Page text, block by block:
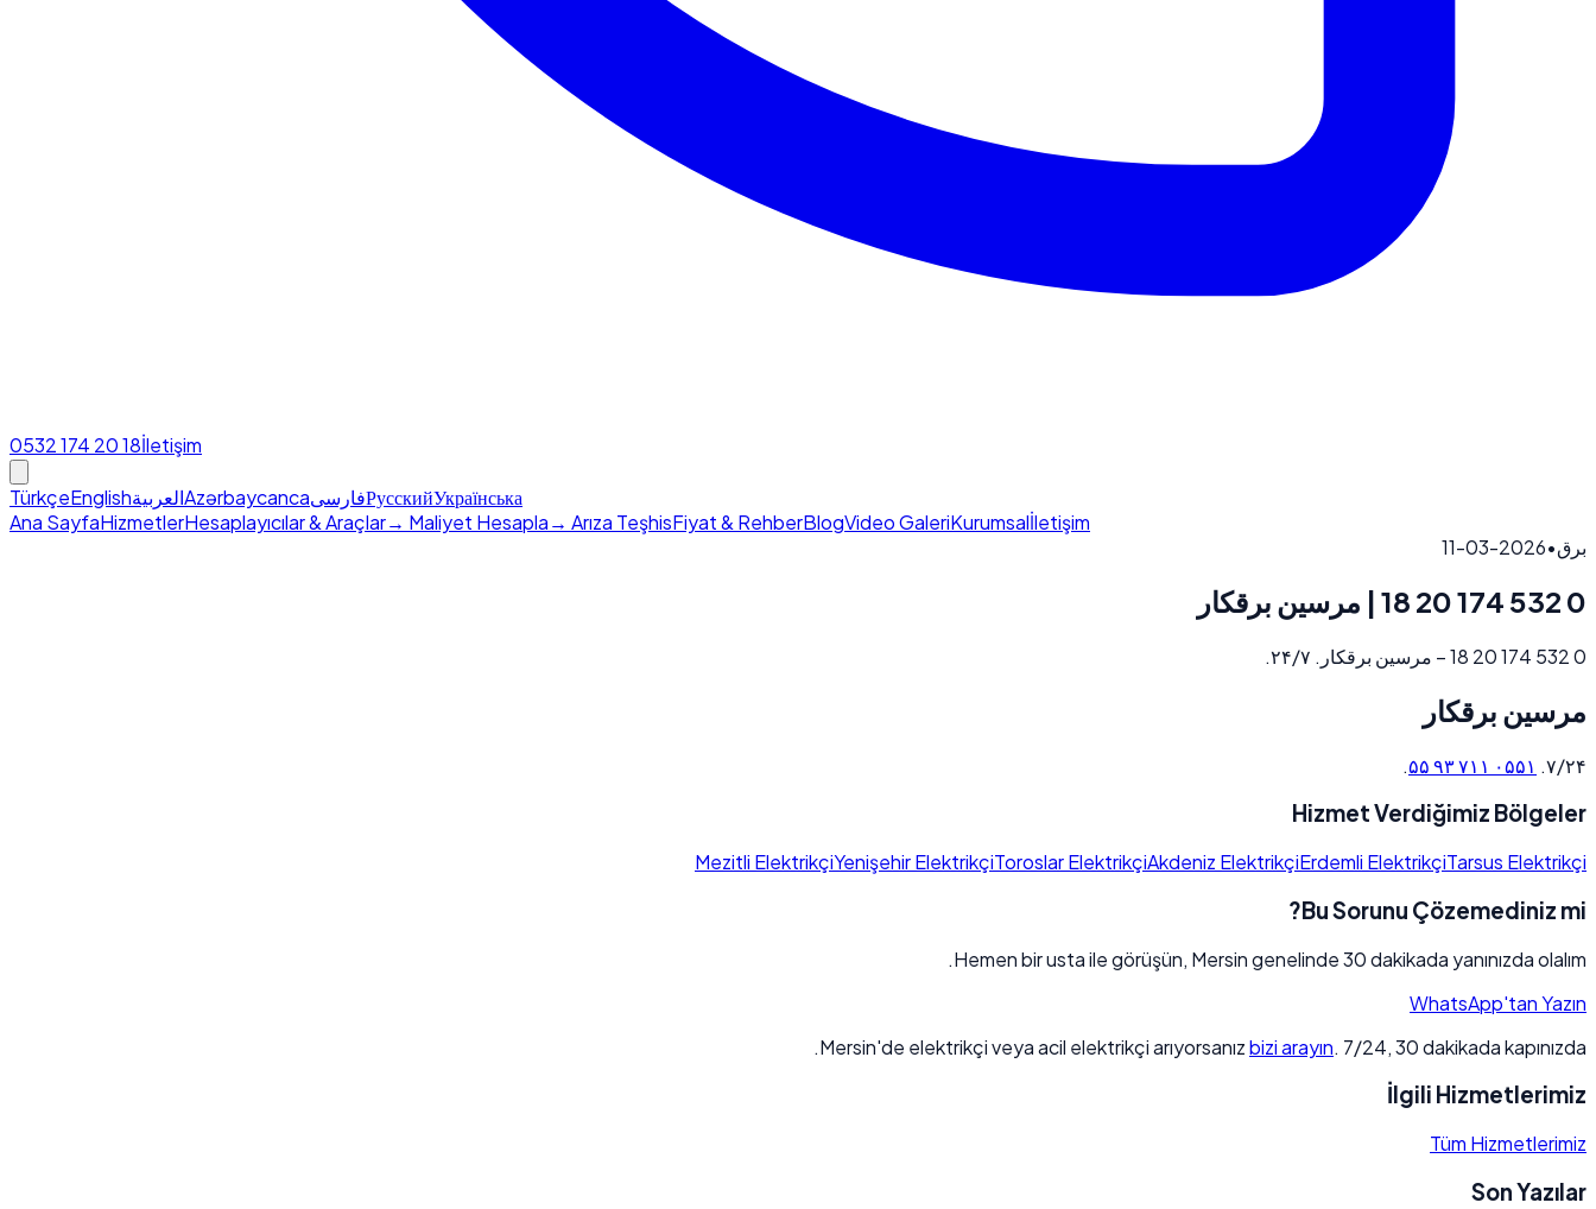
0532 174 20 18İletişim
TürkçeEnglishالعربيةAzərbaycancaفارسیРусскийУкраїнська
Ana SayfaHizmetlerHesaplayıcılar & Araçlar→ Maliyet Hesapla→ Arıza TeşhisFiyat & RehberBlogVideo GaleriKurumsalİletişim
برق•
2026-03-11
0 532 174 20 18 | مرسین برقکار
0 532 174 20 18 – مرسین برقکار. ۲۴/۷.
مرسین برقکار
۷/۲۴. ۰۵۵۱ ۷۱۱ ۹۳ ۵۵ .
Hizmet Verdiğimiz Bölgeler
Mezitli ElektrikçiYenişehir ElektrikçiToroslar ElektrikçiAkdeniz ElektrikçiErdemli ElektrikçiTarsus Elektrikçi
Bu Sorunu Çözemediniz mi?
Hemen bir usta ile görüşün, Mersin genelinde 30 dakikada yanınızda olalım.
WhatsApp'tan Yazın
Mersin'de elektrikçi veya acil elektrikçi arıyorsanızbizi arayın. 7/24, 30 dakikada kapınızda.
İlgili Hizmetlerimiz
Tüm Hizmetlerimiz
Son Yazılar